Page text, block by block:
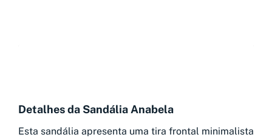
Detalhes da Sandália Anabela
Esta sandália apresenta uma tira frontal minimalista